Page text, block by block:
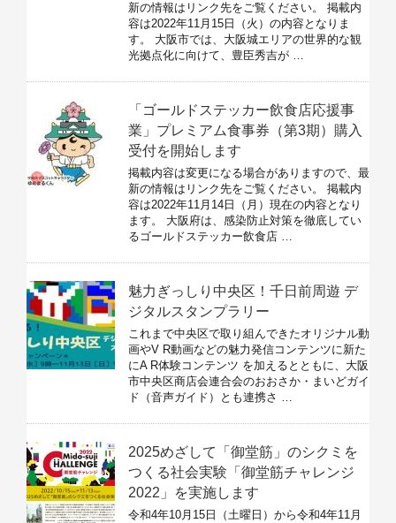
新の情報はリンク先をご覧ください。 掲載内
容は2022年11月15日（火）の内容となりま
す。 大阪市では、大阪城エリアの世界的な観
光拠点化に向けて、豊臣秀吉が …
「ゴールドステッカー飲食店応援事
業」プレミアム食事券（第3期）購入
受付を開始します
掲載内容は変更になる場合がありますので、最
新の情報はリンク先をご覧ください。 掲載内
容は2022年11月14日（月）現在の内容となり
ます。 大阪府は、感染防止対策を徹底してい
るゴールドステッカー飲食店 …
魅力ぎっしり中央区！千日前周遊 デ
ジタルスタンプラリー
これまで中央区で取り組んできたオリジナル動
画やV R動画などの魅力発信コンテンツに新た
にA R体験コンテンツ を加えるとともに、大阪
市中央区商店会連合会のおおさか・まいどガイ
ド（音声ガイド）とも連携さ …
2025めざして「御堂筋」のシクミを
つくる社会実験「御堂筋チャレンジ
2022」を実施します
令和4年10月15日（土曜日）から令和4年11月